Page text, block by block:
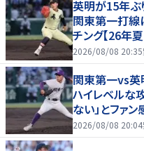
英明が15年ぶ
関東第一打線
チング【26年
2026/08/08 20:35
関東第一vs英
ハイレベルな
ない」とファン
2026/08/08 20:04